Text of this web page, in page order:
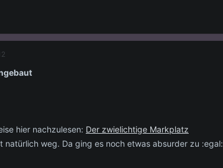
hier nachzulesen: Der zwielichtige Markplatz
natürlich weg. Da ging es noch etwas absurder zu :egal: